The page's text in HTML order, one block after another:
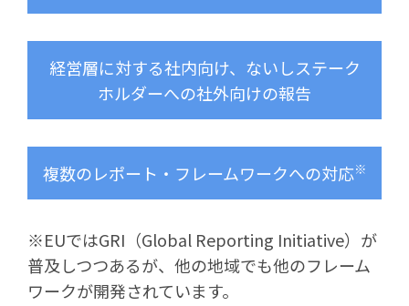
経営層に対する社内向け、ないしステーク
ホルダーへの社外向けの報告
複数のレポート・フレームワークへの対応※
※EUではGRI（Global Reporting Initiative）が
普及しつつあるが、他の地域でも他のフレーム
ワークが開発されています。